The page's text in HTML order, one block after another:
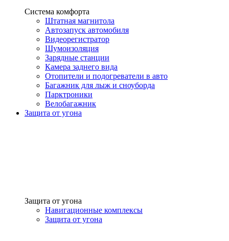
Система комфорта
Штатная магнитола
Автозапуск автомобиля
Видеорегистратор
Шумоизоляция
Зарядные станции
Камера заднего вида
Отопители и подогреватели в авто
Багажник для лыж и сноуборда
Парктроники
Велобагажник
Защита от угона
Защита от угона
Навигационные комплексы
Защита от угона